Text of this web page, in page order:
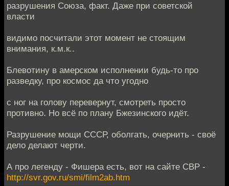
разрушения Союза, факт. Даже при советской
власти
видимо посчитали этот момент не стоящим
внимания, к.м.к..
Блевотину в амерском исполнении будь-то про
разведку, про космос да что угодно
с ног на голову перевернут, смотреть просто
противно. Но всё по плану Бжезинского идёт.
Разрушение мощи СССР, оболгать, очернить - своё
дело делают черти.
А про легенду - Фишера есть, вот на сайте СВР -
http://svr.gov.ru/smi/film2ab.htm